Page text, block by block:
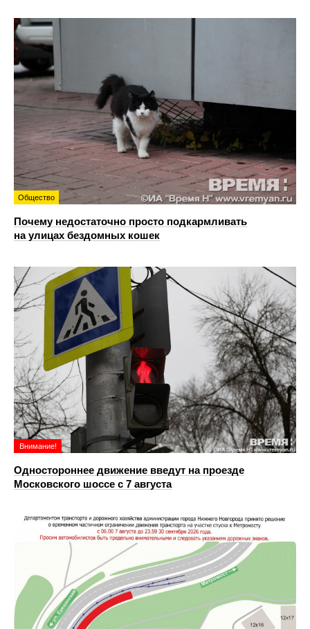
Общество
Почему недостаточно просто подкармливать
на улицах бездомных кошек
Внимание!
Одностороннее движение введут на проезде
Московского шоссе с 7 августа